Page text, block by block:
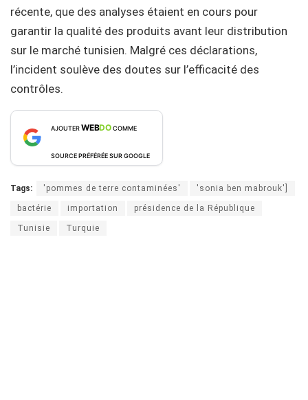
récente, que des analyses étaient en cours pour
garantir la qualité des produits avant leur distribution
sur le marché tunisien. Malgré ces déclarations,
l’incident soulève des doutes sur l’efficacité des
contrôles.
AJOUTERWEBDOCOMME
SOURCE PRÉFÉRÉE SUR GOOGLE
Tags: 'pommes de terre contaminées' 'sonia ben mabrouk']
bactérie importation présidence de la République
Tunisie Turquie